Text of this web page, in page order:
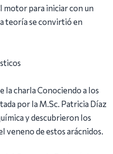
motor para iniciar con un
teoría se convirtió en
la charla Conociendo a los
por la M.Sc. Patricia Díaz
y descubrieron los
veneno de estos arácnidos.